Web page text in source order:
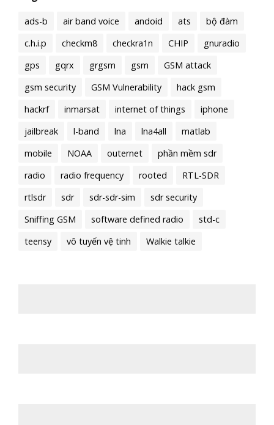
ads-b air band voice andoid ats
bộ đàm
c.h.i.p
checkm8 checkra1n CHIP
gnuradio
gps
gqrx grgsm gsm
GSM attack
gsm security
GSM Vulnerability
hack gsm
hackrf
inmarsat internet of things
iphone
jailbreak
l-band lna lna4all
matlab
mobile
NOAA outernet
phần mềm sdr
radio
radio frequency rooted
RTL-SDR
rtlsdr
sdr sdr-sdr-sim
sdr security
Sniffing GSM
software defined radio
std-c
teensy
vô tuyến vệ tinh Walkie talkie